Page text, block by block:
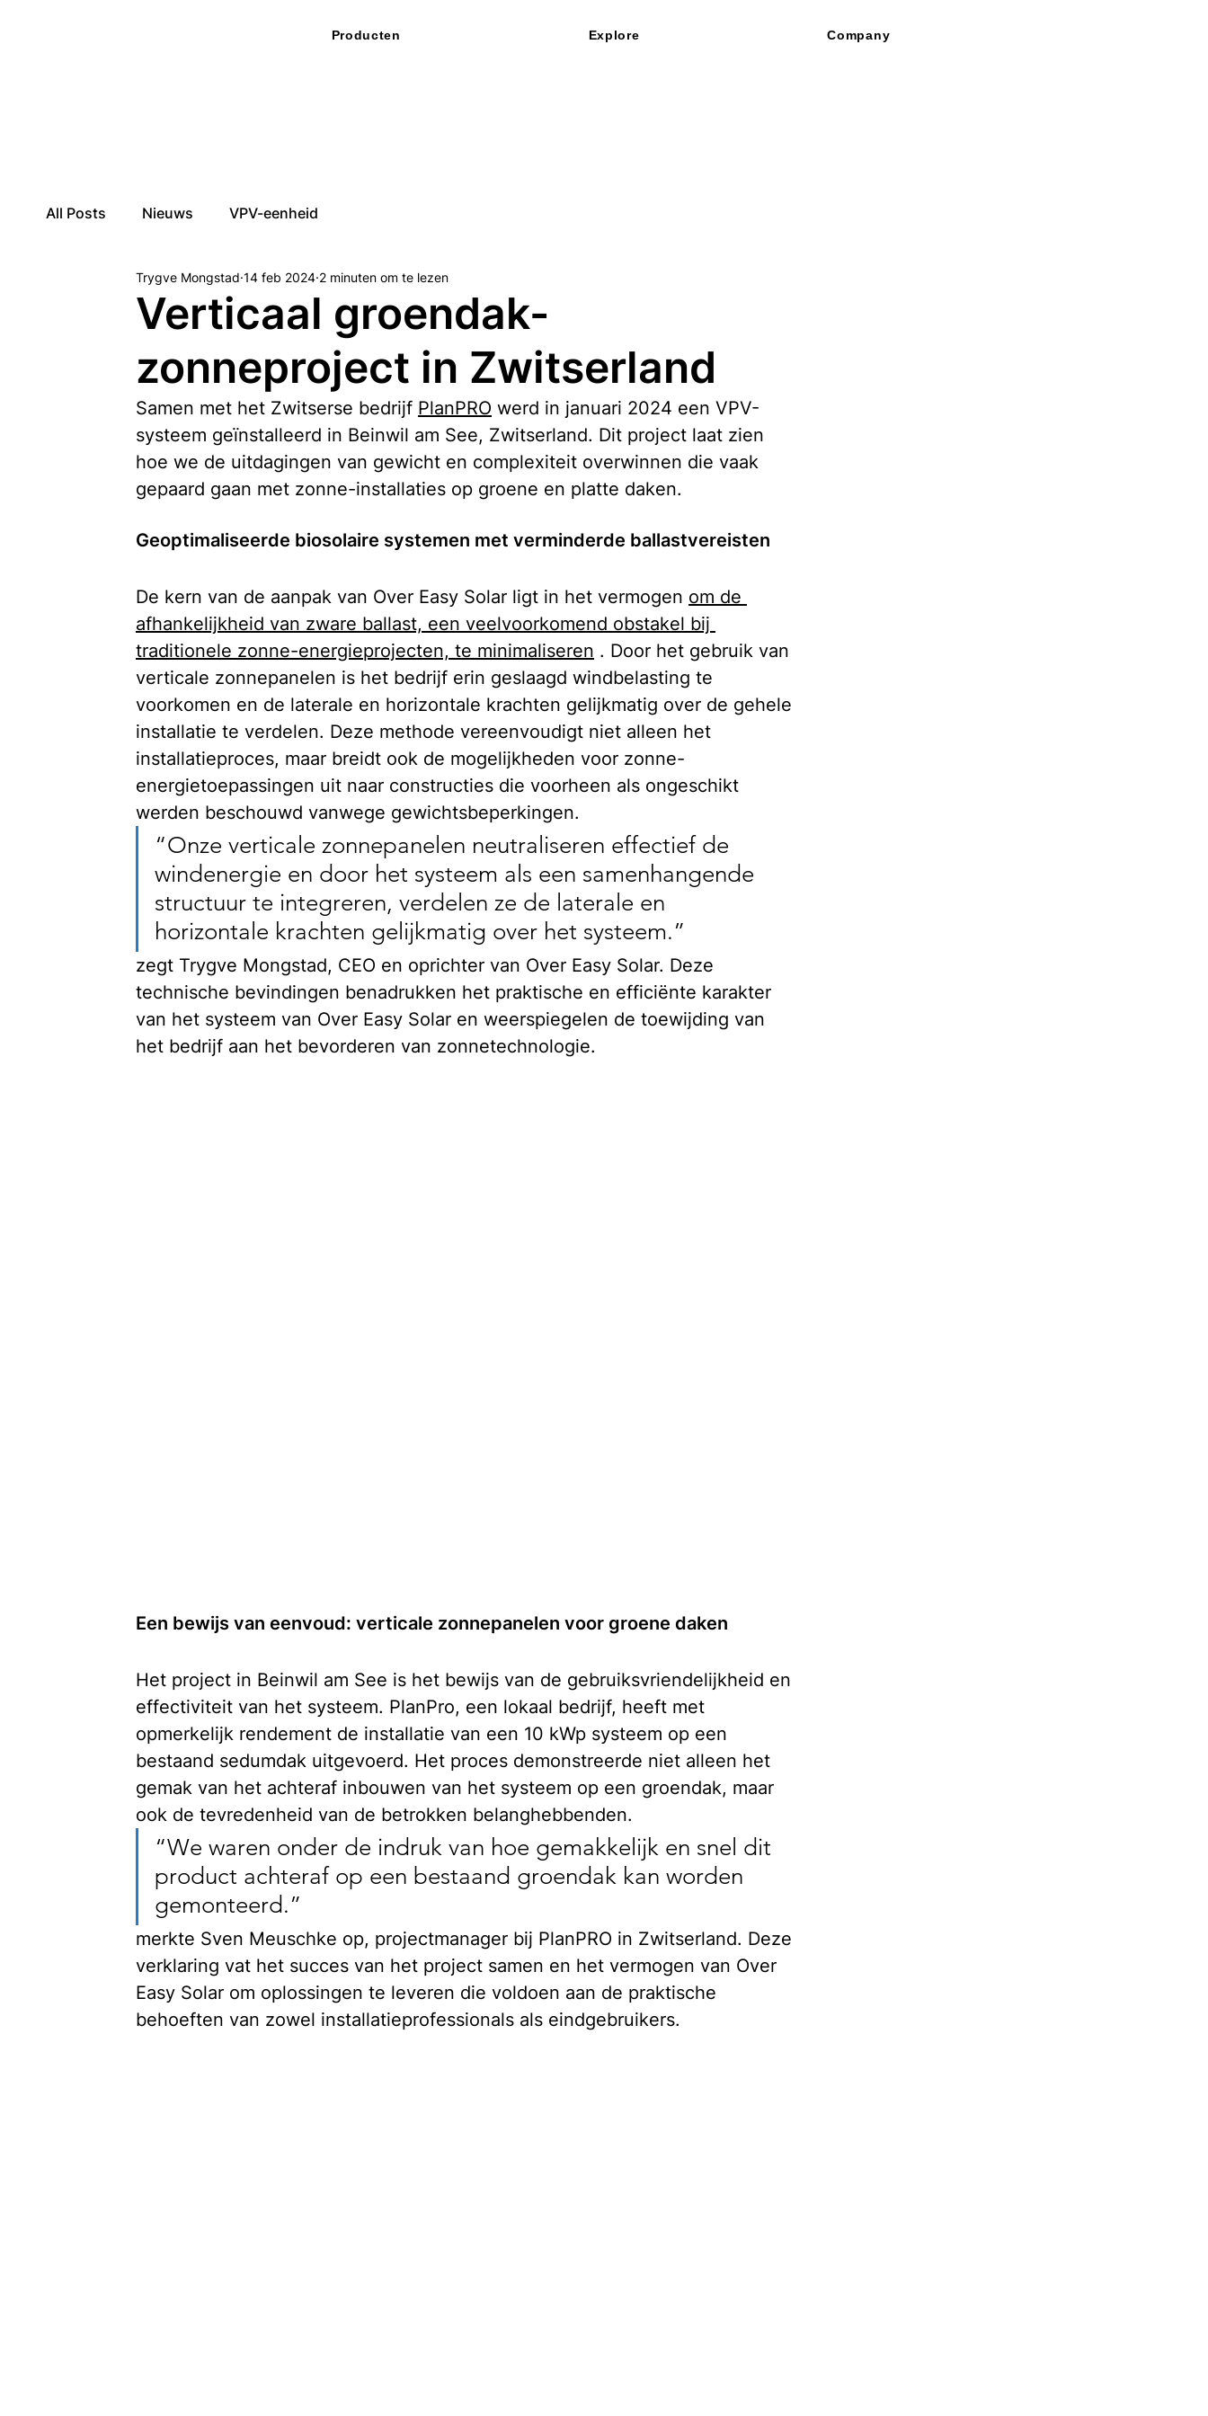
Producten Explore Company
All Posts Nieuws VPV-eenheid
Verticaal groendak-
zonneproject in Zwitserland
Trygve Mongstad 14 feb 2024 2 minuten om te lezen
Samen met het Zwitserse bedrijf PlanPRO werd in januari 2024 een VPV-
systeem geïnstalleerd in Beinwil am See, Zwitserland. Dit project laat zien
hoe we de uitdagingen van gewicht en complexiteit overwinnen die vaak
gepaard gaan met zonne-installaties op groene en platte daken.
Geoptimaliseerde biosolaire systemen met verminderde ballastvereisten
De kern van de aanpak van Over Easy Solar ligt in het vermogen om de
afhankelijkheid van zware ballast, een veelvoorkomend obstakel bij
traditionele zonne-energieprojecten, te minimaliseren . Door het gebruik van
verticale zonnepanelen is het bedrijf erin geslaagd windbelasting te
voorkomen en de laterale en horizontale krachten gelijkmatig over de gehele
installatie te verdelen. Deze methode vereenvoudigt niet alleen het
installatieproces, maar breidt ook de mogelijkheden voor zonne-
energietoepassingen uit naar constructies die voorheen als ongeschikt
werden beschouwd vanwege gewichtsbeperkingen.
“Onze verticale zonnepanelen neutraliseren effectief de
windenergie en door het systeem als een samenhangende
structuur te integreren, verdelen ze de laterale en
horizontale krachten gelijkmatig over het systeem.”
zegt Trygve Mongstad, CEO en oprichter van Over Easy Solar. Deze
technische bevindingen benadrukken het praktische en efficiënte karakter
van het systeem van Over Easy Solar en weerspiegelen de toewijding van
het bedrijf aan het bevorderen van zonnetechnologie.
Een bewijs van eenvoud: verticale zonnepanelen voor groene daken
Het project in Beinwil am See is het bewijs van de gebruiksvriendelijkheid en
effectiviteit van het systeem. PlanPro, een lokaal bedrijf, heeft met
opmerkelijk rendement de installatie van een 10 kWp systeem op een
bestaand sedumdak uitgevoerd. Het proces demonstreerde niet alleen het
gemak van het achteraf inbouwen van het systeem op een groendak, maar
ook de tevredenheid van de betrokken belanghebbenden.
“We waren onder de indruk van hoe gemakkelijk en snel dit
product achteraf op een bestaand groendak kan worden
gemonteerd.”
merkte Sven Meuschke op, projectmanager bij PlanPRO in Zwitserland. Deze
verklaring vat het succes van het project samen en het vermogen van Over
Easy Solar om oplossingen te leveren die voldoen aan de praktische
behoeften van zowel installatieprofessionals als eindgebruikers.